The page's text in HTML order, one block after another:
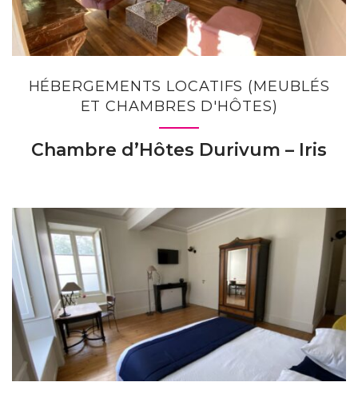
HÉBERGEMENTS LOCATIFS (MEUBLÉS
ET CHAMBRES D'HÔTES)
Chambre d’Hôtes Durivum – Iris